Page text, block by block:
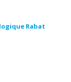
Rabat